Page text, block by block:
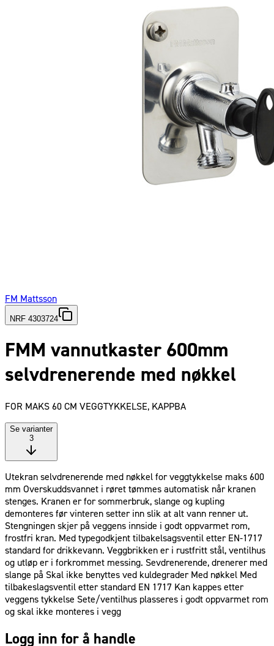
FM Mattsson
NRF 4303724
FMM vannutkaster 600mm
selvdrenerende med nøkkel
FOR MAKS 60 CM VEGGTYKKELSE, KAPPBA
Se varianter
3
Utekran selvdrenerende med nøkkel for veggtykkelse maks 600
mm Overskuddsvannet i røret tømmes automatisk når kranen
stenges. Kranen er for sommerbruk, slange og kupling
demonteres før vinteren setter inn slik at alt vann renner ut.
Stengningen skjer på veggens innside i godt oppvarmet rom,
frostfri kran. Med typegodkjent tilbakelsagsventil etter EN-1717
standard for drikkevann. Veggbrikken er i rustfritt stål, ventilhus
og utløp er i forkrommet messing. Sevdrenerende, drenerer med
slange på Skal ikke benyttes ved kuldegrader Med nøkkel Med
tilbakeslagsventil etter standard EN 1717 Kan kappes etter
veggens tykkelse Sete/ventilhus plasseres i godt oppvarmet rom
og skal ikke monteres i vegg
Logg inn for å handle